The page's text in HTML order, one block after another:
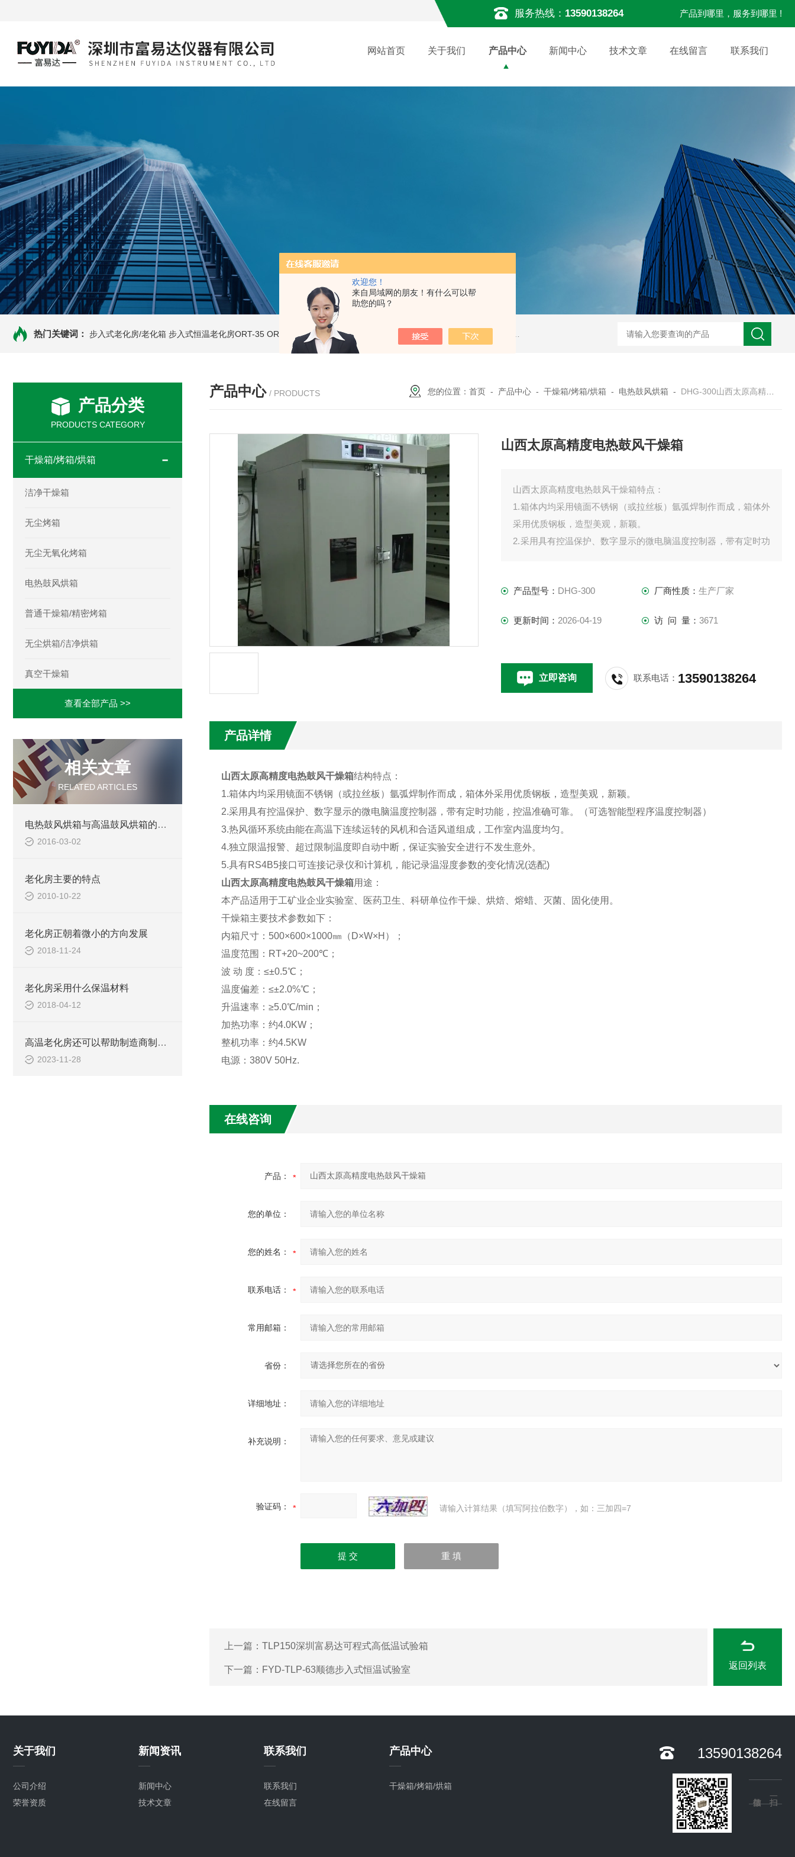
欢迎您！
来自局域网的朋友！有什么可以帮
助您的吗？
服务热线： 13590138264 产品到哪里，服务到哪里 !
网站首页 关于我们 产品中心 新闻中心 技术文章 在线留言 联系我们
热门关键词： 步入式老化房/老化箱 步入式恒温老化房ORT-35 ORT-20高温老化房 ORT-66步入式老化房 ORT-35高温老化房 TOG225无尘无氧化烤箱 TM100-2洁净干燥箱
产品分类
PRODUCTS CATEGORY
干燥箱/烤箱/烘箱
洁净干燥箱
无尘烤箱
无尘无氧化烤箱
电热鼓风烘箱
普通干燥箱/精密烤箱
无尘烘箱/洁净烘箱
真空干燥箱
查看全部产品 >>
相关文章
RELATED ARTICLES
电热鼓风烘箱与高温鼓风烘箱的区别
2016-03-02
老化房主要的特点
2010-10-22
老化房正朝着微小的方向发展
2018-11-24
老化房采用什么保温材料
2018-04-12
高温老化房还可以帮助制造商制定更加合理的产品维护和更换计划
2023-11-28
产品中心 / PRODUCTS 您的位置：首页 - 产品中心 -干燥箱/烤箱/烘箱 - 电热鼓风烘箱 - DHG-300山西太原高精度电热鼓风干燥箱
山西太原高精度电热鼓风干燥箱
山西太原高精度电热鼓风干燥箱特点：
1.箱体内均采用镜面不锈钢（或拉丝板）氩弧焊制作而成，箱体外
采用优质钢板，造型美观，新颖。
2.采用具有控温保护、数字显示的微电脑温度控制器，带有定时功
作室内温度均匀。
发生意外。
产品型号： DHG-300 厂商性质： 生产厂家
更新时间： 2026-04-19 访 问 量： 3671
立即咨询 联系电话： 13590138264
产品详情
山西太原高精度电热鼓风干燥箱结构特点：
1.箱体内均采用镜面不锈钢（或拉丝板）氩弧焊制作而成，箱体外采用优质钢板，造型美观，新颖。
2.采用具有控温保护、数字显示的微电脑温度控制器，带有定时功能，控温准确可靠。（可选智能型程序温度控制器）
3.热风循环系统由能在高温下连续运转的风机和合适风道组成，工作室内温度均匀。
4.独立限温报警、超过限制温度即自动中断，保证实验安全进行不发生意外。
5.具有RS4B5接口可连接记录仪和计算机，能记录温湿度参数的变化情况(选配)
山西太原高精度电热鼓风干燥箱用途：
本产品适用于工矿业企业实验室、医药卫生、科研单位作干燥、烘焙、熔蜡、灭菌、固化使用。
干燥箱主要技术参数如下：
内箱尺寸：500×600×1000㎜（D×W×H）；
温度范围：RT+20~200℃；
波 动 度：≤±0.5℃；
温度偏差：≤±2.0%℃；
升温速率：≥5.0℃/min；
加热功率：约4.0KW；
整机功率：约4.5KW
电源：380V 50Hz.
在线咨询
产品：
您的单位：
您的姓名：
联系电话：
常用邮箱：
省份：
详细地址：
补充说明：
验证码： 请输入计算结果（填写阿拉伯数字），如：三加四=7
上一篇： TLP150深圳富易达可程式高低温试验箱
下一篇： FYD-TLP-63顺德步入式恒温试验室 返回列表
关于我们
公司介绍
荣誉资质
新闻资讯
新闻中心
技术文章
联系我们
联系我们
在线留言
产品中心
干燥箱/烤箱/烘箱
13590138264